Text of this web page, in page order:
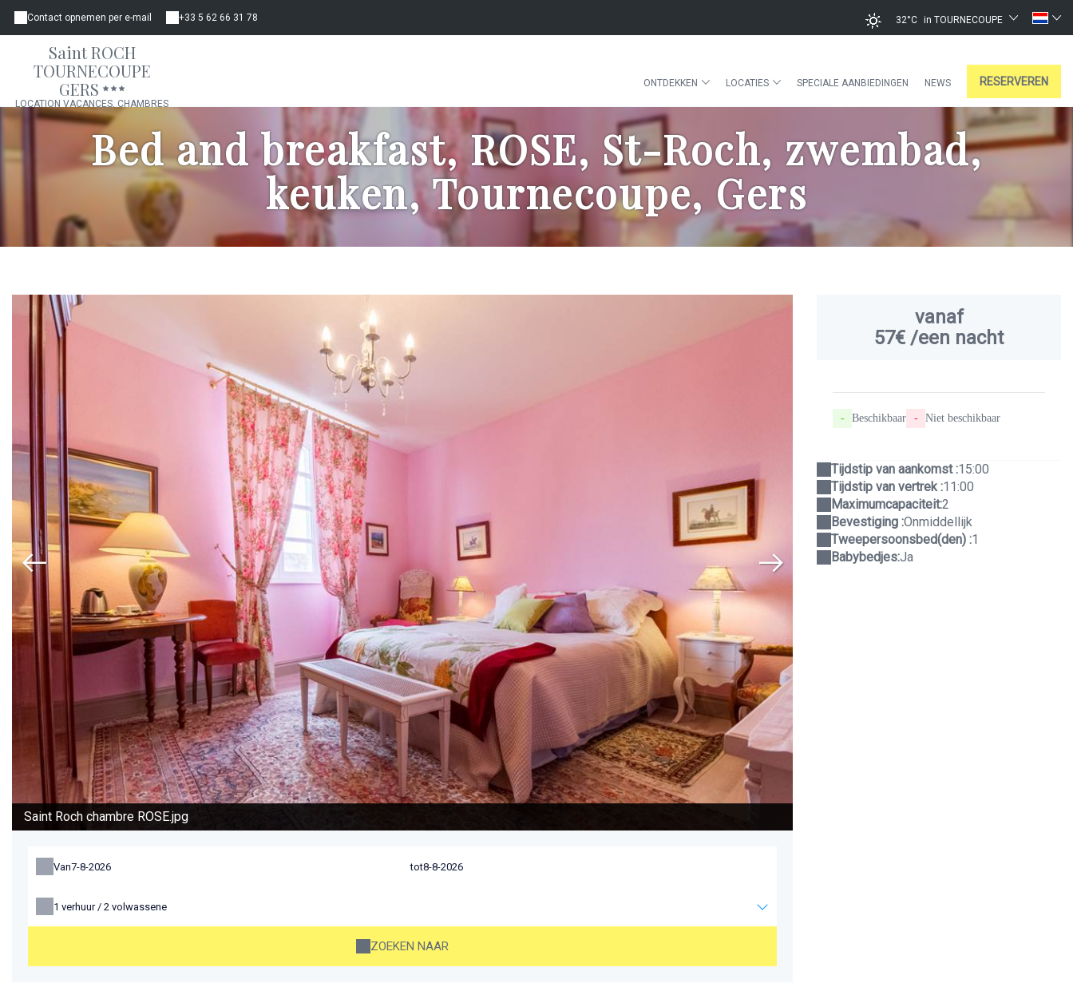
Contact opnemen per e-mail +33 5 62 66 31 78 32°C in TOURNECOUPE
Saint ROCH
TOURNECOUPE
GERS
LOCATION VACANCES, CHAMBRES
D'HÔTES, GÎTE, APPARTEMENT
ONTDEKKEN LOCATIES SPECIALE AANBIEDINGEN NEWS RESERVEREN
Bed and breakfast, ROSE, St-Roch, zwembad,
keuken, Tournecoupe, Gers
Saint Roch chambre ROSE.jpg
Van tot
1 verhuur / 2 volwassene
ZOEKEN NAAR
vanaf
57€ /een nacht
- Beschikbaar - Niet beschikbaar
Tijdstip van aankomst :15:00
Tijdstip van vertrek :11:00
Maximumcapaciteit:2
Bevestiging :Onmiddellijk
Tweepersoonsbed(den) :1
Babybedjes:Ja